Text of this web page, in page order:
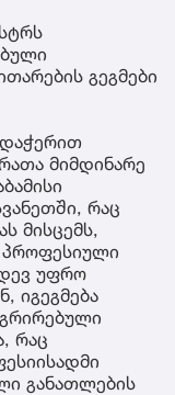
გეგმები
მიმდინარე
რაც
მისცემს,
უფრო
იგეგმება
რაც
განათლების